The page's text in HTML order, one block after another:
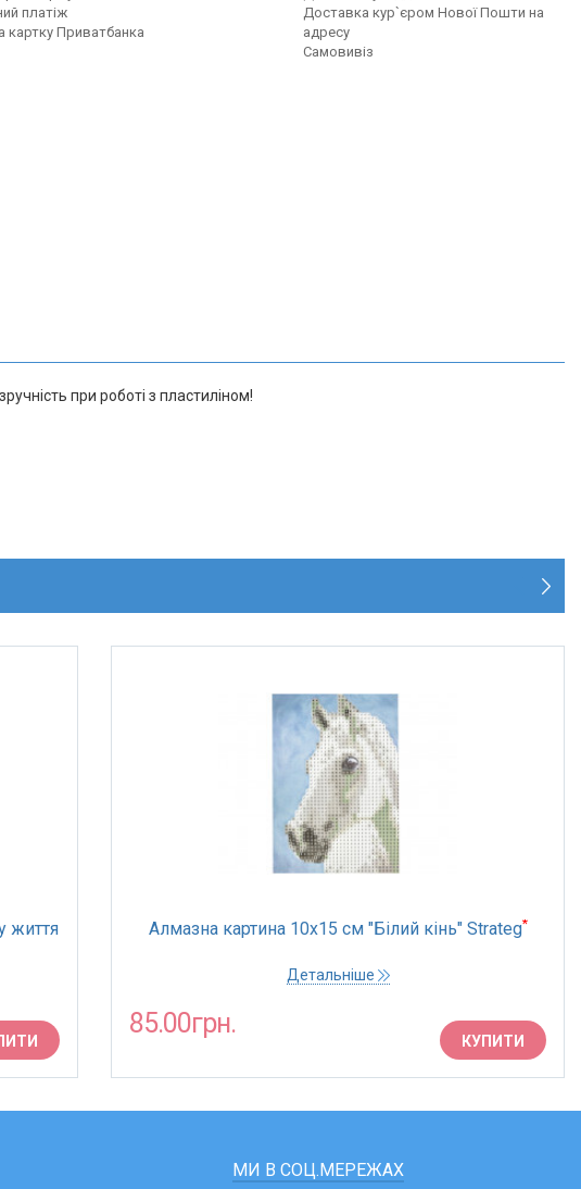
платіж
картку Приватбанка
Доставка кур`єром Нової Пошти на
адресу
Самовивіз
при роботі з пластиліном!
життя
Алмазна картина 10х15 см "Білий кінь" Strateg*
Детальніше
85.00грн.
КУПИТИ
МИ В СОЦ.МЕРЕЖАХ